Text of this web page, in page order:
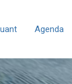
Agenda